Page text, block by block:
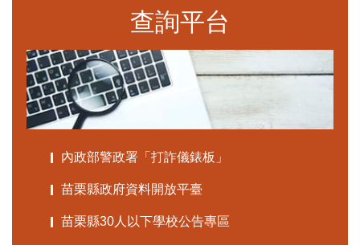
查詢平台
內政部警政署「打詐儀錶板」
苗栗縣政府資料開放平臺
苗栗縣30人以下學校公告專區